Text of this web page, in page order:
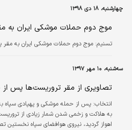
چهارشنبه، ۱۸ دی ۱۳۹۸
موج دوم حملات موشکی ایران به
تسنیم: موج دوم حملات موشکی ایران به مقر
سه‌شنبه، ۱۰ مهر ۱۳۹۷
تصاویری از مقر تروریست‌ها پس
انتخاب: پس از حمله موشکی و پهپادی سپاه
به هلاکت و زخمی شدن شمار زیادی از
اهواز گردید، نیروی هوافضای سپاه